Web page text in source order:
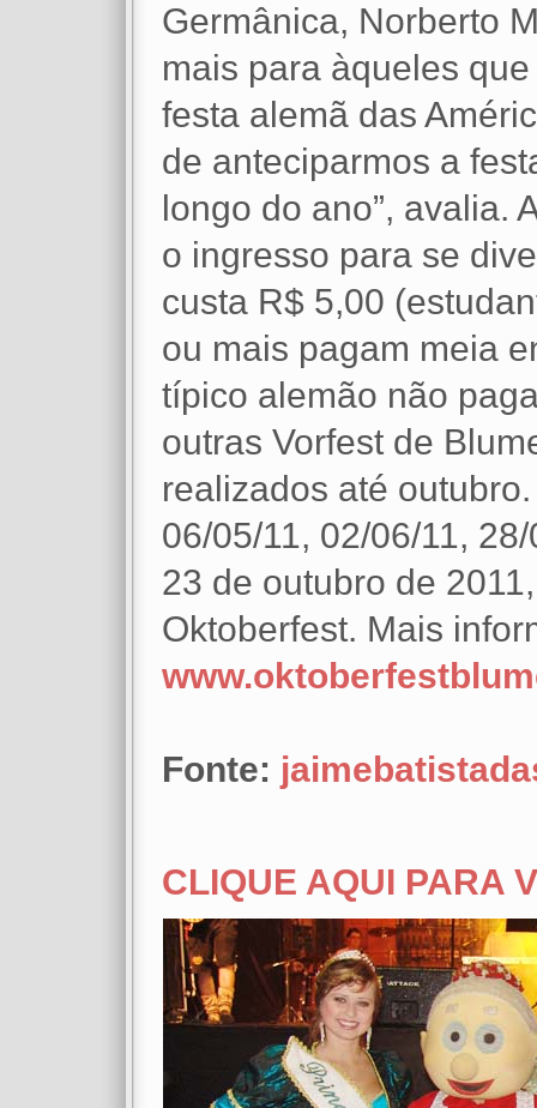
Germânica, Norberto
mais para àqueles
festa alemã das
de anteciparmos a
longo do ano”, avalia.
o ingresso para se
custa R$ 5,00
ou mais pagam meia
típico alemão não
outras Vorfest de
realizados até
06/05/11, 02/06/11,
23 de outubro de
Oktoberfest. Mais
Fonte:
CLIQUE AQUI PARA